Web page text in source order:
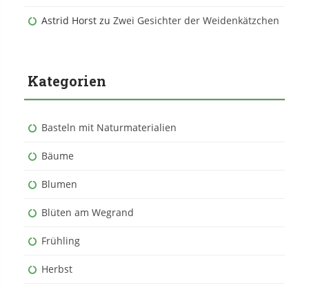
Astrid Horst zu Zwei Gesichter der Weidenkätzchen
Kategorien
Basteln mit Naturmaterialien
Bäume
Blumen
Blüten am Wegrand
Frühling
Herbst